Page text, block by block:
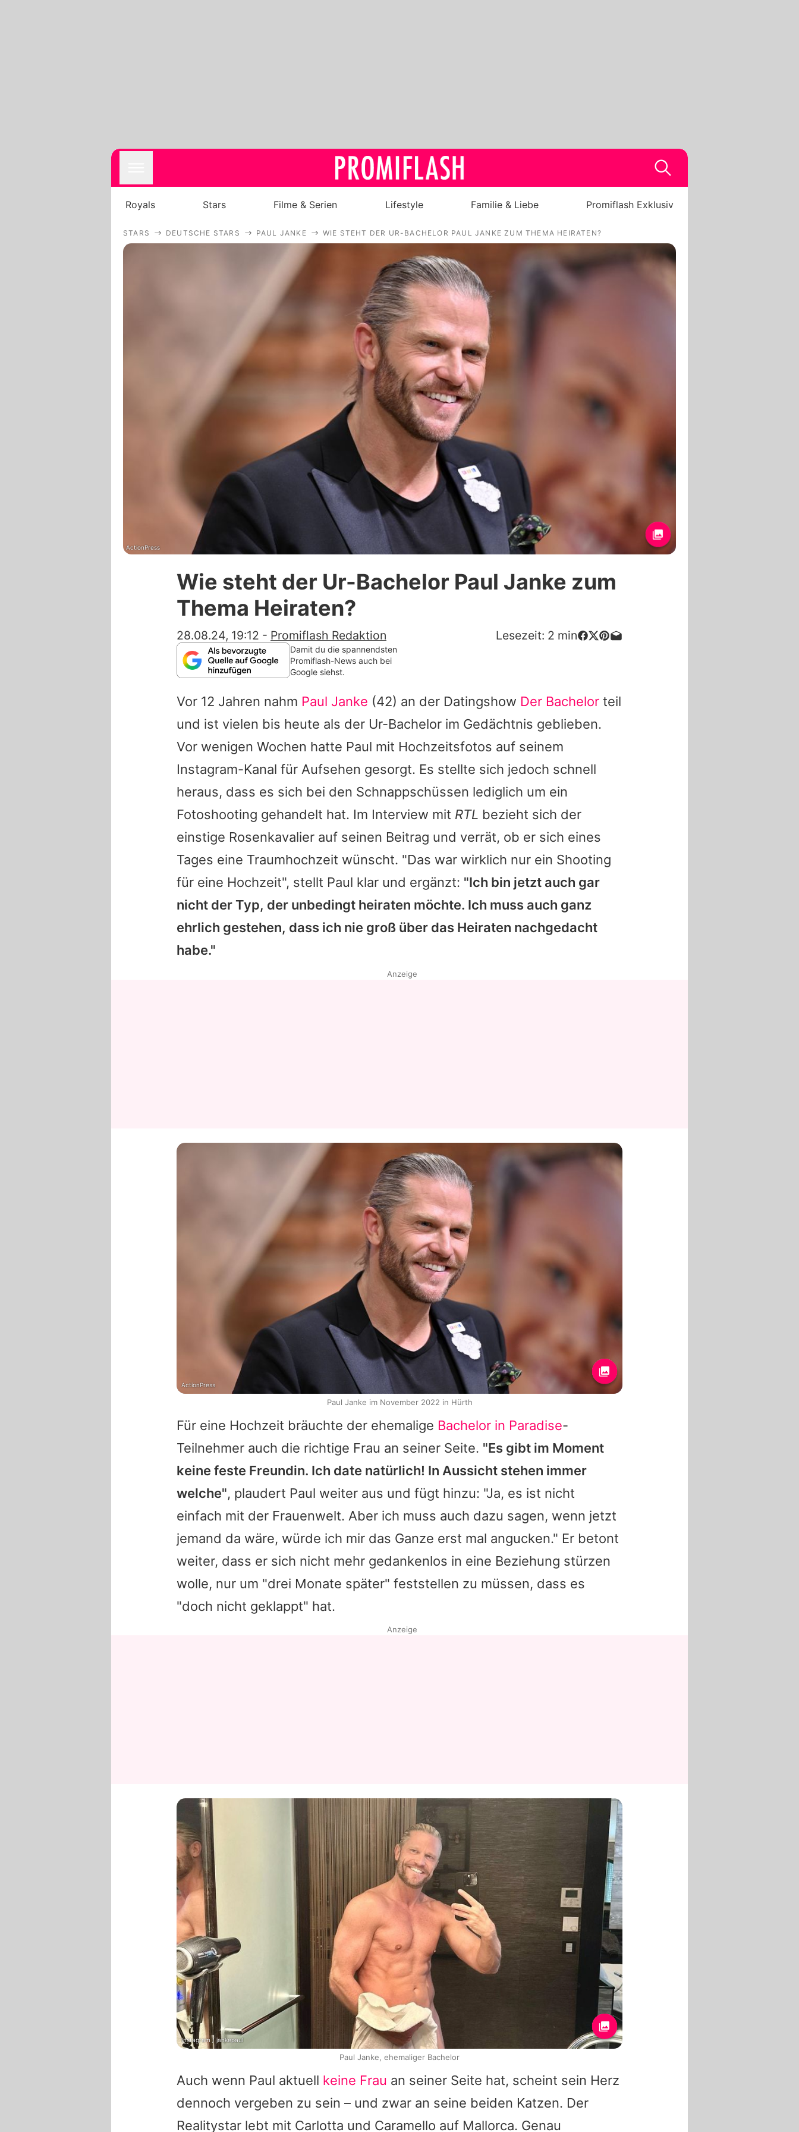
Royals
Stars
Filme & Serien
Lifestyle
Familie & Liebe
Promiflash Exklusiv
Alle Themen auf Promiflash
Jobs
App runterladen
Team
Redaktionelle Richtlinien
Impressum
Datenschutzerklärung
Nutzungsbedingungen
Royals Stars Filme & Serien Lifestyle Familie & Liebe Promiflash Exklusiv
STARS DEUTSCHE STARS PAUL JANKE WIE STEHT DER UR-BACHELOR PAUL JANKE ZUM THEMA HEIRATEN?
ActionPress
Wie steht der Ur-Bachelor Paul Janke zum
Thema Heiraten?
28.08.24, 19:12 - Promiflash Redaktion Lesezeit: 2 min
Damit du die spannendsten
Promiflash-News auch bei
Google siehst.
Vor 12 Jahren nahm Paul Janke (42) an der Datingshow Der Bachelor teil
und ist vielen bis heute als der Ur-Bachelor im Gedächtnis geblieben.
Vor wenigen Wochen hatte Paul mit Hochzeitsfotos auf seinem
Instagram-Kanal für Aufsehen gesorgt. Es stellte sich jedoch schnell
heraus, dass es sich bei den Schnappschüssen lediglich um ein
Fotoshooting gehandelt hat. Im Interview mit RTL bezieht sich der
einstige Rosenkavalier auf seinen Beitrag und verrät, ob er sich eines
Tages eine Traumhochzeit wünscht. "Das war wirklich nur ein Shooting
für eine Hochzeit", stellt Paul klar und ergänzt: "Ich bin jetzt auch gar
nicht der Typ, der unbedingt heiraten möchte. Ich muss auch ganz
ehrlich gestehen, dass ich nie groß über das Heiraten nachgedacht
habe."
Für eine Hochzeit bräuchte der ehemalige Bachelor in Paradise-
Teilnehmer auch die richtige Frau an seiner Seite. "Es gibt im Moment
keine feste Freundin. Ich date natürlich! In Aussicht stehen immer
welche", plaudert Paul weiter aus und fügt hinzu: "Ja, es ist nicht
einfach mit der Frauenwelt. Aber ich muss auch dazu sagen, wenn jetzt
jemand da wäre, würde ich mir das Ganze erst mal angucken." Er betont
weiter, dass er sich nicht mehr gedankenlos in eine Beziehung stürzen
wolle, nur um "drei Monate später" feststellen zu müssen, dass es
"doch nicht geklappt" hat.
Auch wenn Paul aktuell keine Frau an seiner Seite hat, scheint sein Herz
dennoch vergeben zu sein – und zwar an seine beiden Katzen. Der
Realitystar lebt mit Carlotta und Caramello auf Mallorca. Genau
Anzeige
ActionPress
Paul Janke im November 2022 in Hürth
Anzeige
Instagram / jankepaul
Paul Janke, ehemaliger Bachelor